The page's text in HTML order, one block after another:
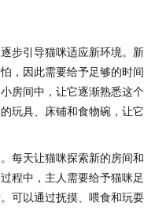
步引导猫咪适应新环境。新
，因此需要给予足够的时间
房间中，让它逐渐熟悉这个
玩具、床铺和食物碗，让它
每天让猫咪探索新的房间和
程中，主人需要给予猫咪足
可以通过抚摸、喂食和玩耍